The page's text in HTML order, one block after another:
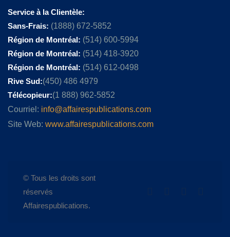
Service à la Clientèle:
Sans-Frais: (1888) 672-5852
Région de Montréal: (514) 600-5994
Région de Montréal: (514) 418-3920
Région de Montréal: (514) 612-0498
Rive Sud:(450) 486 4979
Télécopieur:(1 888) 962-5852
Courriel: info@affairespublications.com
Site Web: www.affairespublications.com
© Tous les droits sont
réservés
Affairespublications.